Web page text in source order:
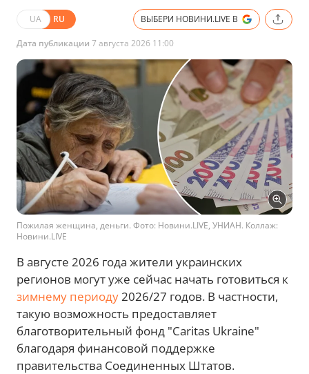
UA RU ВЫБЕРИ НОВИНИ.LIVE В
Дата публикации 7 августа 2026 11:00
Пожилая женщина, деньги. Фото: Новини.LIVE, УНИАН. Коллаж:
Новини.LIVE
В августе 2026 года жители украинских
регионов могут уже сейчас начать готовиться к
зимнему периоду 2026/27 годов. В частности,
такую возможность предоставляет
благотворительный фонд "Caritas Ukraine"
благодаря финансовой поддержке
правительства Соединенных Штатов.